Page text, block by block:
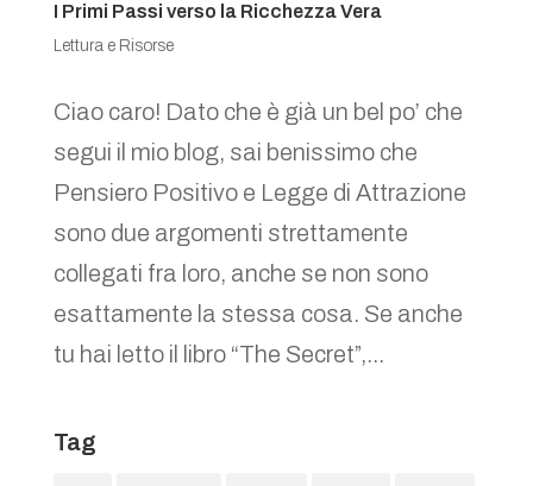
I Primi Passi verso la Ricchezza Vera
Lettura e Risorse
Ciao caro! Dato che è già un bel po’ che
segui il mio blog, sai benissimo che
Pensiero Positivo e Legge di Attrazione
sono due argomenti strettamente
collegati fra loro, anche se non sono
esattamente la stessa cosa. Se anche
tu hai letto il libro “The Secret”,...
Tag